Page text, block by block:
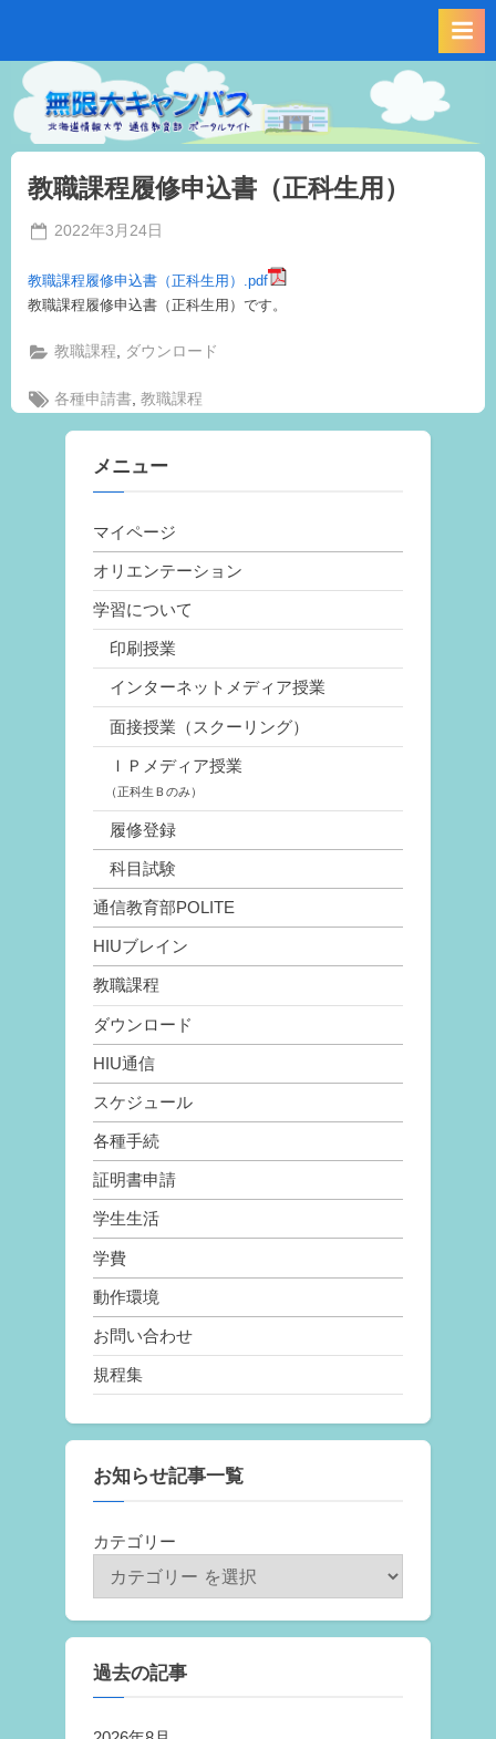
content
教職課程履修申込書（正科生用）
Posted
2022年3月24日
務
局
教職課程履修申込書（正科生用）.pdf
教職課程履修申込書（正科生用）です。
教職課程, ダウンロード
Tags:
各種申請書 ,教職課程
メニュー
マイページ
オリエンテーション
学習について
印刷授業
インターネットメディア授業
面接授業（スクーリング）
ＩＰメディア授業
（正科生Ｂのみ）
履修登録
科目試験
通信教育部POLITE
HIUブレイン
教職課程
ダウンロード
HIU通信
スケジュール
各種手続
証明書申請
学生生活
学費
動作環境
お問い合わせ
規程集
お知らせ記事一覧
カテゴリー
過去の記事